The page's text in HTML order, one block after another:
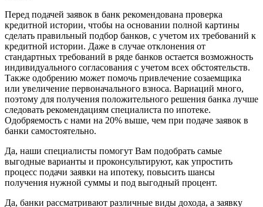
Перед подачей заявок в банк рекомендована проверка
кредитной истории, чтобы на основании полной картины
сделать правильный подбор банков, с учетом их требований к
кредитной истории. Даже в случае отклонения от
стандартных требований в ряде банков остается возможность
индивидуального согласования с учетом всех обстоятельств.
Также одобрению может помочь привлечение созаемщика
или увеличение первоначального взноса. Вариаций много,
поэтому для получения положительного решения банка лучше
следовать рекомендациям специалиста по ипотеке.
Одобряемость с нами на 20% выше, чем при подаче заявок в
банки самостоятельно.
Да, наши специалисты помогут Вам подобрать самые
выгодные варианты и проконсультируют, как упростить
процесс подачи заявки на ипотеку, повысить шансы
получения нужной суммы и под выгодный процент.
Да, банки рассматривают различные виды дохода, а заявку